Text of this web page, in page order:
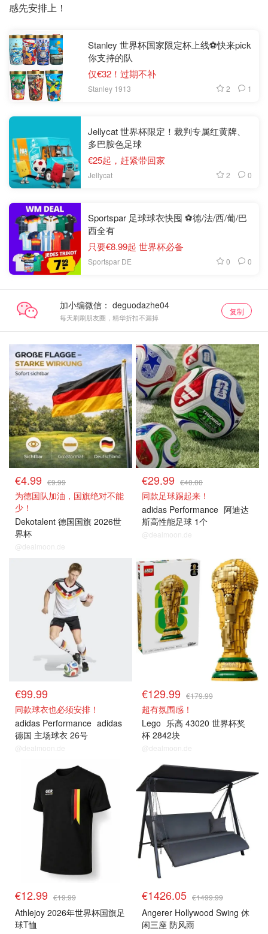
感先安排上！
Stanley 世界杯国家限定杯上线⚽️快来pick
你支持的队
仅€32！过期不补
Stanley 1913 2 1
Jellycat 世界杯限定！裁判专属红黄牌、
多巴胺色足球
€25起，赶紧带回家
Jellycat 2 0
Sportspar 足球球衣快囤 ⚽️德/法/西/葡/巴
西全有
只要€8.99起 世界杯必备
Sportspar DE 0 0
加小编微信：
每天刷刷朋友圈，精华折扣不漏掉
复制
€4.99 €9.99
为德国队加油，国旗绝对不能
少！
Dekotalent 德国国旗 2026世
界杯
@dealmoon.de
€29.99 €40.00
同款足球踢起来！
adidas Performance 阿迪达
斯高性能足球 1个
@dealmoon.de
€99.99
同款球衣也必须安排！
adidas Performance adidas
德国 主场球衣 26号
@dealmoon.de
€129.99 €179.99
超有氛围感！
Lego 乐高 43020 世界杯奖
杯 2842块
@dealmoon.de
€12.99 €19.99
Athlejoy 2026年世界杯国旗足
球T恤
€1426.05 €1499.99
Angerer Hollywood Swing 休
闲三座 防风雨